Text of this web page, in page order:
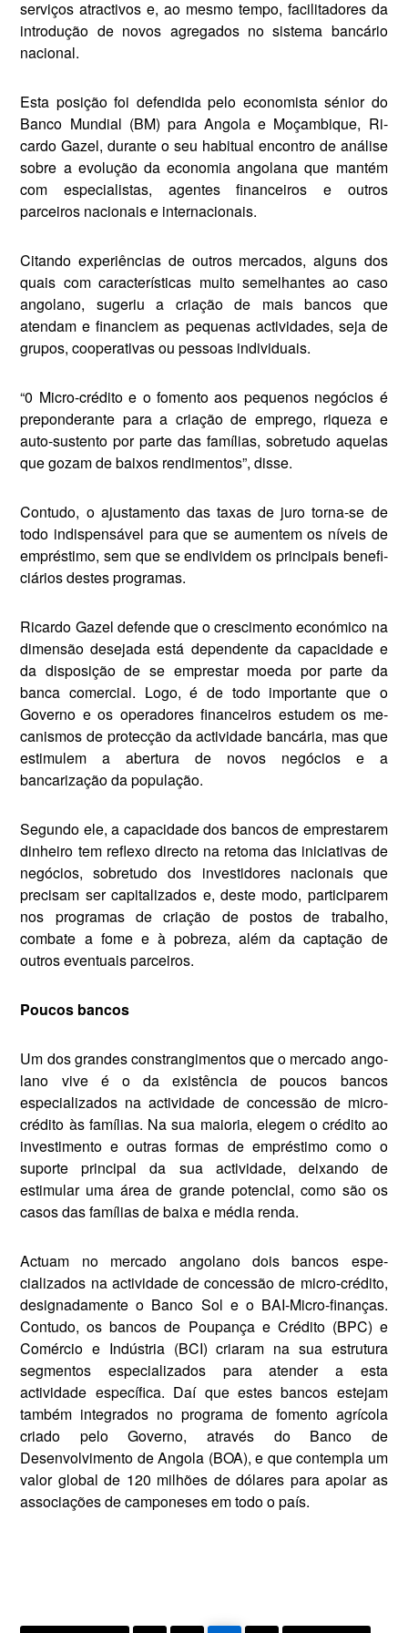
ser­viços atractivos e, ao mesmo tempo, facilitadores da
introdução de novos agregados no sistema bancário
nacional.
Esta posição foi defendida pelo economista sénior do
Banco Mundial (BM) para Angola e Moçambique, Ri­
cardo Gazel, durante o seu habitual encontro de análise
sobre a evolução da econo­mia angolana que mantém
com especialistas, agentes fi­nanceiros e outros
parceiros nacionais e internacionais.
Citando experiências de outros mercados, alguns dos
quais com característi­cas muito semelhantes ao caso
angolano, sugeriu a criação de mais bancos que
atendam e financiem as pe­quenas actividades, seja de
grupos, cooperativas ou pessoas individuais.
“0 Micro-crédito e o fo­mento aos pequenos negó­cios é
preponderante para a criação de emprego, riqueza e
auto-sustento por parte das famílias, sobretudo aquelas
que gozam de baixos rendi­mentos”, disse.
Contudo, o ajustamento das taxas de juro torna-se de
todo indispensável para que se aumentem os níveis de
empréstimo, sem que se en­dividem os principais benefi­
ciários destes programas.
Ricardo Gazel defende que o crescimento econó­mico na
dimensão desejada está dependente da capaci­dade e
da disposição de se emprestar moeda por parte da
banca comercial. Logo, é de todo importante que o
Governo e os operadores financeiros estudem os me­
canismos de protecção da actividade bancária, mas que
estimulem a abertura de novos negócios e a
bancarização da população.
Segundo ele, a capacidade dos bancos de emprestarem
dinheiro tem reflexo direc­to na retoma das iniciativas de
negócios, sobretudo dos investidores nacionais que
precisam ser capitalizados e, deste modo, participarem
nos programas de criação de postos de trabalho,
combate a fome e à pobreza, além da captação de
outros eventuais parceiros.
Poucos bancos
Um dos grandes constrangi­mentos que o mercado ango­
lano vive é o da existência de poucos bancos
especializa­dos na actividade de conces­são de micro-
crédito às famí­lias. Na sua maioria, elegem o crédito ao
investimento e outras formas de emprésti­mo como o
suporte principal da sua actividade, deixando de
estimular uma área de grande potencial, como são os
casos das famílias de bai­xa e média renda.
Actuam no mercado an­golano dois bancos espe­
cializados na actividade de concessão de micro-crédito,
designadamente o Banco Sol e o BAI-Micro-finanças.
Con­tudo, os bancos de Poupança e Crédito (BPC) e
Comércio e Indústria (BCI) criaram na sua estrutura
segmentos especializados para atender a esta
actividade específica. Daí que estes bancos estejam
também integrados no pro­grama de fomento agrícola
criado pelo Governo, através do Banco de
Desenvolvimen­to de Angola (BOA), e que contempla um
valor global de 120 milhões de dólares para apoiar as
associações de camponeses em todo o país.